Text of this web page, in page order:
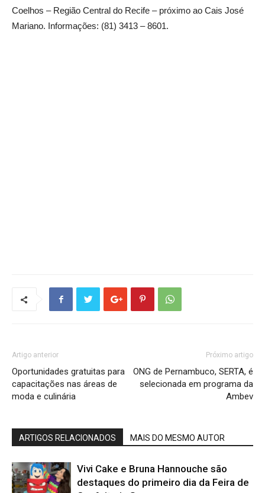
Coelhos – Região Central do Recife – próximo ao Cais José
Mariano. Informações: (81) 3413 – 8601.
Artigo anterior
Oportunidades gratuitas para
capacitações nas áreas de
moda e culinária
Próximo artigo
ONG de Pernambuco, SERTA, é
selecionada em programa da
Ambev
ARTIGOS RELACIONADOS MAIS DO MESMO AUTOR
Vivi Cake e Bruna Hannouche são
destaques do primeiro dia da Feira de